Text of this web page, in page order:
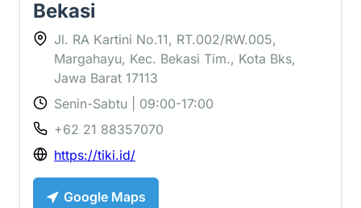
Bekasi
Jl. RA Kartini No.11, RT.002/RW.005,
Margahayu, Kec. Bekasi Tim., Kota Bks,
Jawa Barat 17113
Senin-Sabtu | 09:00-17:00
+62 21 88357070
https://tiki.id/
Google Maps